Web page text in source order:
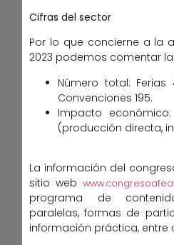
Cifras del sector
Por lo que concierne a la
2023 podemos comentar
Número total: Ferias
Convenciones 195.
Impacto
(producción directa,
La información del
sitio web
programa de
paralelas, formas de
información práctica, entre